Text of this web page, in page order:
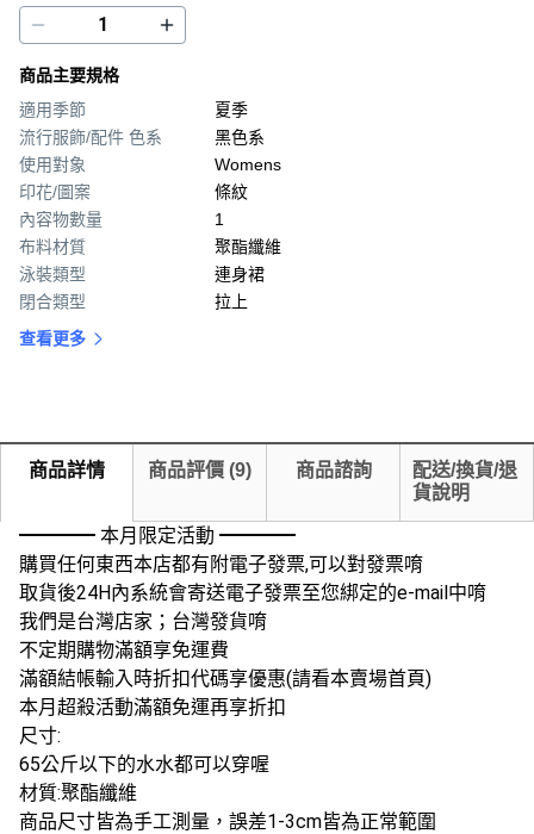
商品主要規格
適用季節
夏季
流行服飾/配件 色系
黑色系
使用對象
Womens
印花/圖案
條紋
內容物數量
1
布料材質
聚酯纖維
泳裝類型
連身裙
閉合類型
拉上
查看更多
商品詳情 商品評價 (9) 商品諮詢
配送/換貨/退
貨說明
━━━━ 本月限定活動 ━━━━
購買任何東西本店都有附電子發票,可以對發票唷
取貨後24H內系統會寄送電子發票至您綁定的e-mail中唷
我們是台灣店家；台灣發貨唷
不定期購物滿額享免運費
滿額結帳輸入時折扣代碼享優惠(請看本賣場首頁)
本月超殺活動滿額免運再享折扣
尺寸:
65公斤以下的水水都可以穿喔
材質:聚酯纖維
商品尺寸皆為手工測量，誤差1-3cm皆為正常範圍